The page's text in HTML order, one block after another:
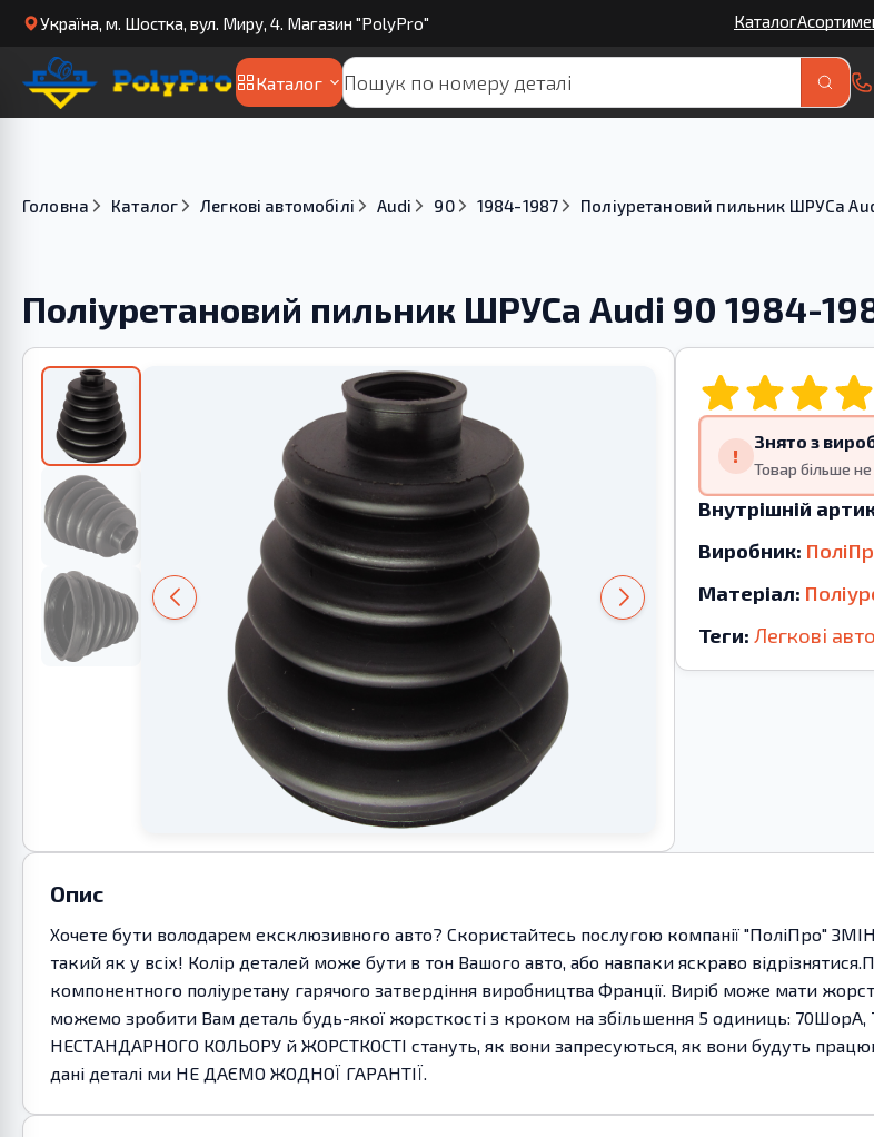
Українa, м. Шостка, вул. Миру, 4. Магазин "PolyPro" Каталог
Каталог
Головна Каталог Легкові автомобілі Audi 90 1984-1987 Поліуретановий пильник ШРУСа
Поліуретановий пильник ШРУСа Audi 90 1984-
!
Знято з
Товар більше
Внутрішній
Виробник:
Матеріал:
Теги: Легкові
Опис
Хочете бути володарем ексклюзивного авто? Скористайтесь послугою компанії "ПоліПро"
такий як у всіх! Колір деталей може бути в тон Вашого авто, або навпаки яскраво
компонентного поліуретану гарячого затвердіння виробництва Франції. Виріб може мати
можемо зробити Вам деталь будь-якої жорсткості з кроком на збільшення 5 одиниць:
НЕСТАНДАРНОГО КОЛЬОРУ й ЖОРСТКОСТІ стануть, як вони запресуються, як вони будуть
дані деталі ми НЕ ДАЄМО ЖОДНОЇ ГАРАНТІЇ.